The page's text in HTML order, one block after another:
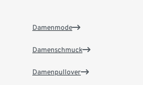
Damenmode
Damenschmuck
Damenpullover